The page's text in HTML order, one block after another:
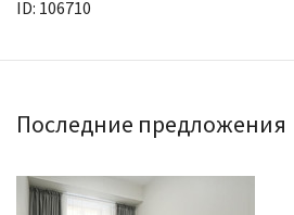
Предприятие
Услуги
ID: 106710
Последние предложения